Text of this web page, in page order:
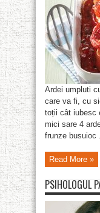
Ardei umpluti
care va fi, cu
toții cât iubesc
mici sare 4
frunze busuioc
Read More »
PSIHOLOGUL